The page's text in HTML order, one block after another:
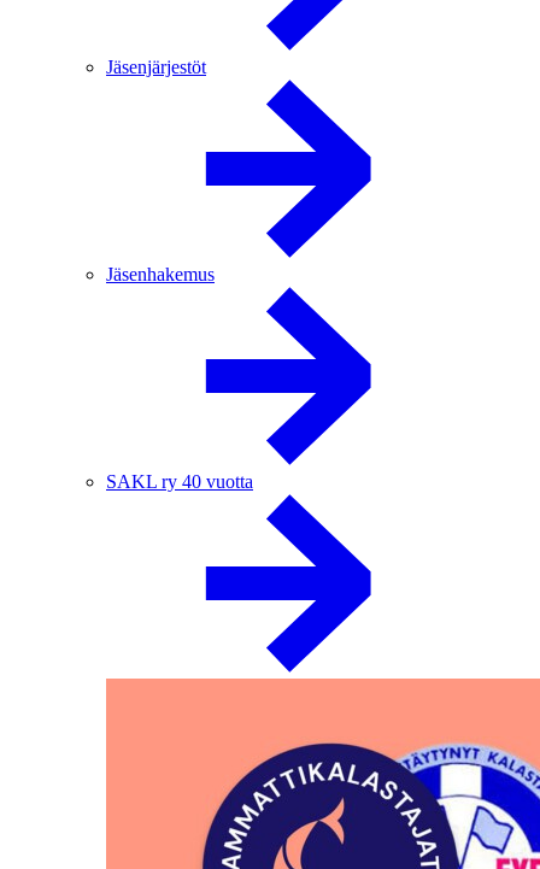
Jäsenjärjestöt
Jäsenhakemus
SAKL ry 40 vuotta